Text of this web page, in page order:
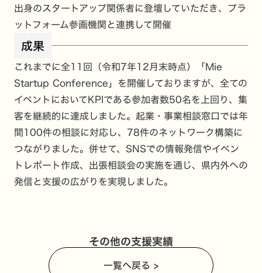
出身のスタートアップ関係者に登壇していただき、プラ
ットフォーム参画機関と連携して開催
成果
これまでに全11回（令和7年12月末時点）「Mie
Startup Conference」を開催しておりますが、全ての
イベントにおいてKPIである参加者数50名を上回り、集
客を継続的に達成しました。起業・事業相談窓口では年
間100件の相談に対応し、78件のネットワーク構築に
つながりました。併せて、SNSでの情報発信やイベン
トレポート作成、出張相談会の実施を通じ、県内外への
発信と支援の広がりを実現しました。
その他の支援実績
一覧へ戻る >